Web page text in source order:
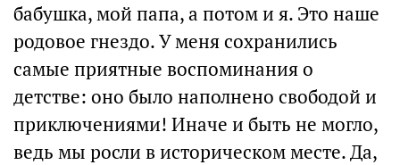
бабушка, мой папа, а потом и я. Это наше
родовое гнездо. У меня сохранились
самые приятные воспоминания о
детстве: оно было наполнено свободой и
приключениями! Иначе и быть не могло,
ведь мы росли в историческом месте. Да,